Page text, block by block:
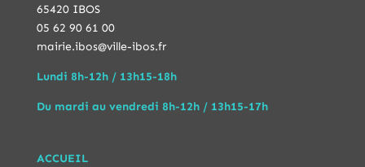
65420 IBOS
05 62 90 61 00
mairie.ibos@ville-ibos.fr
Lundi 8h-12h / 13h15-18h
Du mardi au vendredi 8h-12h / 13h15-17h
ACCUEIL